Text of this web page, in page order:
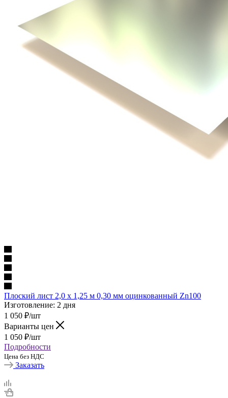
Плоский лист 2,0 х 1,25 м 0,30 мм оцинкованный Zn100
Изготовление: 2 дня
1 050 ₽/шт
Варианты цен
1 050 ₽/шт
Подробности
Цена без НДС
Заказать